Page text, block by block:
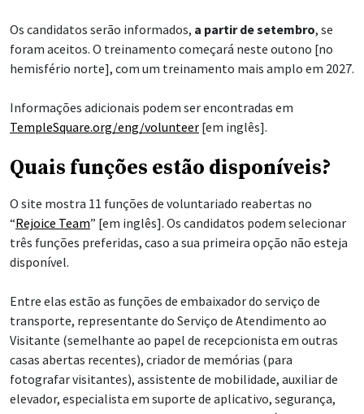
Os candidatos serão informados, a partir de setembro, se
foram aceitos. O treinamento começará neste outono [no
hemisfério norte], com um treinamento mais amplo em 2027.
Informações adicionais podem ser encontradas em
TempleSquare.org/eng/volunteer [em inglês].
Quais funções estão disponíveis?
O site mostra 11 funções de voluntariado reabertas no
“Rejoice Team” [em inglês]. Os candidatos podem selecionar
três funções preferidas, caso a sua primeira opção não esteja
disponível.
Entre elas estão as funções de embaixador do serviço de
transporte, representante do Serviço de Atendimento ao
Visitante (semelhante ao papel de recepcionista em outras
casas abertas recentes), criador de memórias (para
fotografar visitantes), assistente de mobilidade, auxiliar de
elevador, especialista em suporte de aplicativo, segurança,